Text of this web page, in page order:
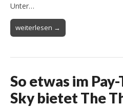
Unter…
weiterlesen →
So etwas im
Sky bietet The